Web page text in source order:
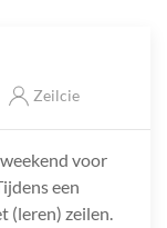
Zeilcie
voor
een
(leren) zeilen.